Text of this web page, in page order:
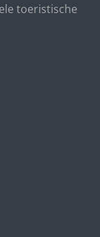
toeristische